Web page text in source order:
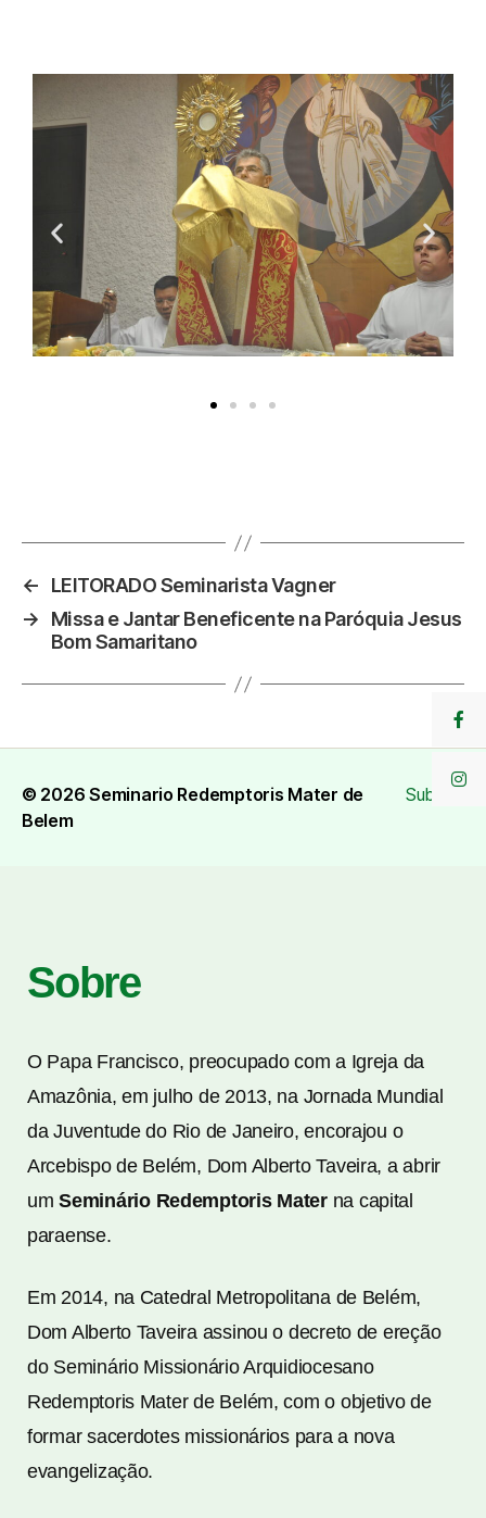
←
LEITORADO Seminarista Vagner
→
Missa e Jantar Beneficente na Paróquia Jesus
Bom Samaritano
© 2026Seminario Redemptoris Mater de
Belem
Subir
Sobre
O Papa Francisco, preocupado com a Igreja da
Amazônia, em julho de 2013, na Jornada Mundial
da Juventude do Rio de Janeiro, encorajou o
Arcebispo de Belém, Dom Alberto Taveira, a abrir
umSeminário Redemptoris Materna capital
paraense.
Em 2014, na Catedral Metropolitana de Belém,
Dom Alberto Taveira assinou o decreto de ereção
do Seminário Missionário Arquidiocesano
Redemptoris Mater de Belém, com o objetivo de
formar sacerdotes missionários para a nova
evangelização.